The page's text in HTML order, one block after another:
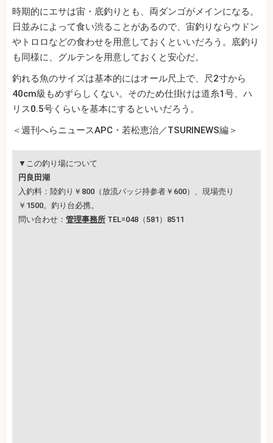
時期的にエサは宙・底釣りとも、両ダンゴがメインになる。
日並みによって食い渋ることがあるので、宙釣りならウドン
やトロロなどの食わせを用意しておくといいだろう。底釣り
も同様に、グルテンを用意しておくと安心だ。
釣れる魚のサイズは基本的にはオール尺上で、尺2寸から
40cm級もめずらしくない。そのため仕掛けは道糸1号、ハ
リス0.5号くらいを基本にするといいだろう。
＜週刊へらニュースAPC・若松恵治／TSURINEWS編＞
▼この釣り場について
円良田湖
入釣料：陸釣り￥800（放流バッジ持参者￥600）、現場売り
￥1500。釣り台必携。
問い合わせ： 管理事務所 TEL=048（581）8511